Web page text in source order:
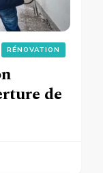
RÉNOVATION
de